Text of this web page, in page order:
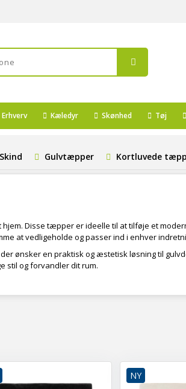
Erhverv Kæledyr Skønhed Tøj
Gulvtæpper Kortluvede
Disse tæpper er ideelle til at tilføje et
at vedligeholde og passer ind i enhver
ønsker en praktisk og æstetisk løsning til
stil og forvandler dit rum.
NY